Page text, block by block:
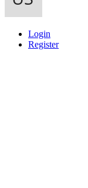
Login
Register